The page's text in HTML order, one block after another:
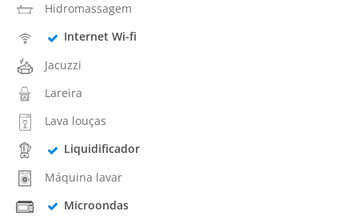
Hidromassagem
Internet Wi-fi
Jacuzzi
Lareira
Lava louças
Liquidificador
Máquina lavar
Microondas